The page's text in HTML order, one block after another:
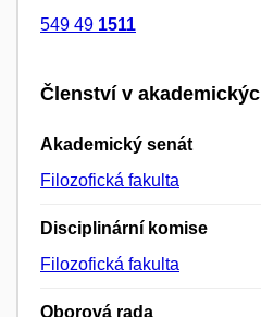
549 49 1511
Členství v
Akademický senát
Filozofická fakulta
Disciplinární komise
Filozofická fakulta
Oborová rada